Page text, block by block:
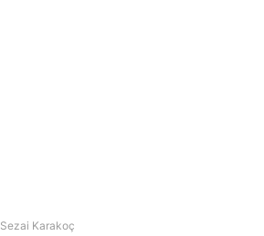
Sezai Karakoç